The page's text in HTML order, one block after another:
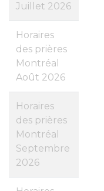
Juillet 2026
Horaires
des prières
Montréal
Août 2026
Horaires
des prières
Montréal
Septembre
2026